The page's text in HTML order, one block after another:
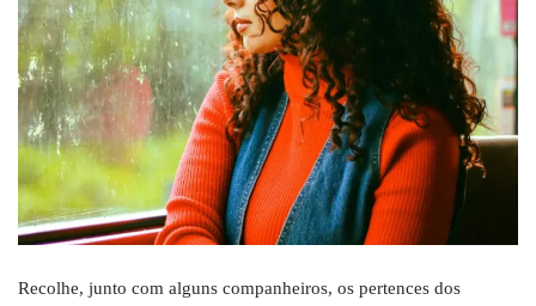
Recolhe, junto com alguns companheiros, os pertences dos